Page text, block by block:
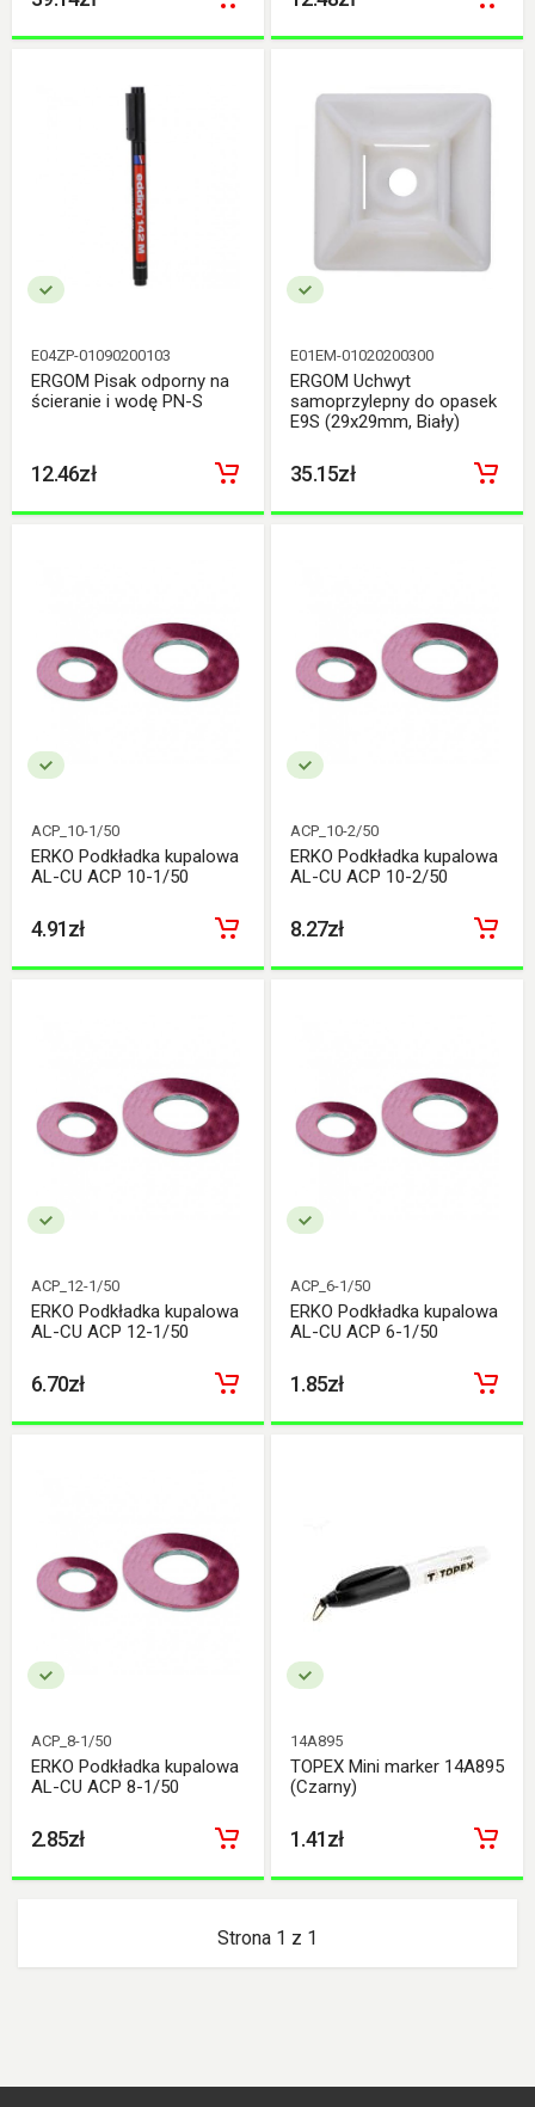
E04ZP-01090200103
ERGOM Pisak odporny na
ścieranie i wodę PN-S
12.46zł
E01EM-01020200300
ERGOM Uchwyt
samoprzylepny do opasek
E9S (29x29mm, Biały)
35.15zł
ACP_10-1/50
ERKO Podkładka kupalowa
AL-CU ACP 10-1/50
4.91zł
ACP_10-2/50
ERKO Podkładka kupalowa
AL-CU ACP 10-2/50
8.27zł
ACP_12-1/50
ERKO Podkładka kupalowa
AL-CU ACP 12-1/50
6.70zł
ACP_6-1/50
ERKO Podkładka kupalowa
AL-CU ACP 6-1/50
1.85zł
ACP_8-1/50
ERKO Podkładka kupalowa
AL-CU ACP 8-1/50
2.85zł
14A895
TOPEX Mini marker 14A895
(Czarny)
1.41zł
Strona 1 z 1